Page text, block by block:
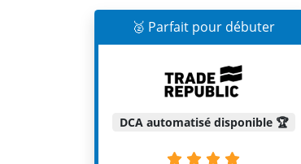
🥈 Parfait pour débuter
DCA automatisé disponible 🏆